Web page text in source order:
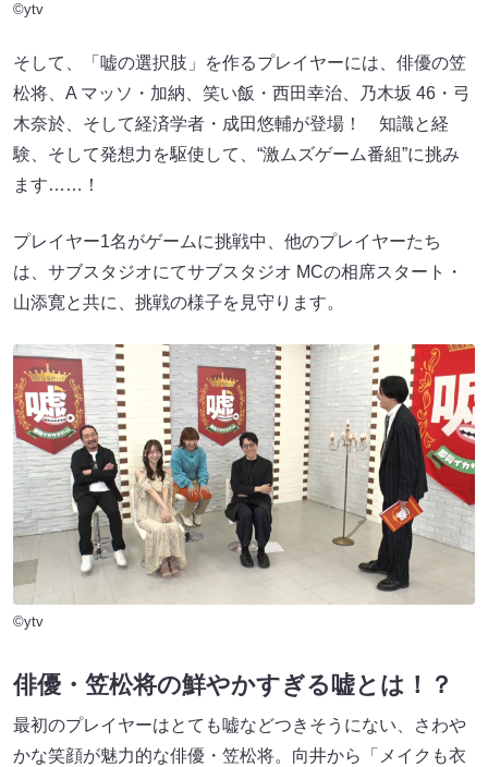
©ytv
そして、「嘘の選択肢」を作るプレイヤーには、俳優の笠
松将、A マッソ・加納、笑い飯・西田幸治、乃木坂 46・弓
木奈於、そして経済学者・成田悠輔が登場！ 知識と経
験、そして発想力を駆使して、“激ムズゲーム番組”に挑み
ます……！
プレイヤー1名がゲームに挑戦中、他のプレイヤーたち
は、サブスタジオにてサブスタジオ MCの相席スタート・
山添寛と共に、挑戦の様子を見守ります。
©ytv
俳優・笠松将の鮮やかすぎる嘘とは！？
最初のプレイヤーはとても嘘などつきそうにない、さわや
かな笑顔が魅力的な俳優・笠松将。向井から「メイクも衣